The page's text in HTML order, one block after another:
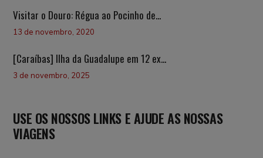
Visitar o Douro: Régua ao Pocinho de...
13 de novembro, 2020
[Caraíbas] Ilha da Guadalupe em 12 ex...
3 de novembro, 2025
USE OS NOSSOS LINKS E AJUDE AS NOSSAS
VIAGENS